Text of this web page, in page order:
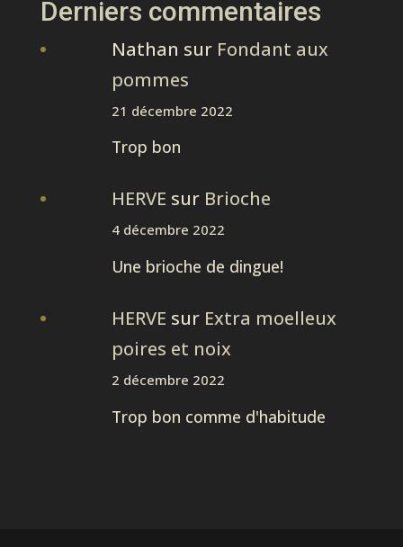
Derniers commentaires
Nathan sur Fondant aux
pommes
21 décembre 2022
Trop bon
HERVE sur Brioche
4 décembre 2022
Une brioche de dingue!
HERVE sur Extra moelleux
poires et noix
2 décembre 2022
Trop bon comme d'habitude